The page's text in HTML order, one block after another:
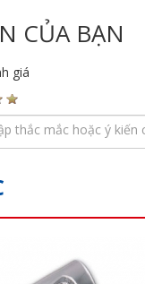
CỦA BẠN
giá